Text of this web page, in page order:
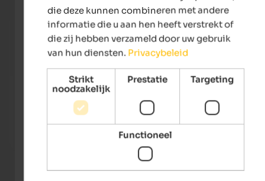
Falkensteiner Hotel Antholz
Experience a romantic getaway for two in our hideaway,
far away from the hustle and bustle of everyday life.
To the hotel
and
die deze kunnen combineren met andere
informatie die u aan hen heeft verstrekt of
die zij hebben verzameld door uw gebruik
van hun diensten. Privacybeleid
Strikt
noodzakelijk
Prestatie Targeting
Functioneel